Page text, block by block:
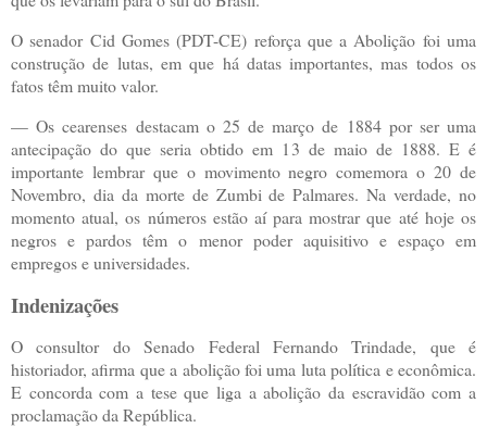
O senador Cid Gomes (PDT-CE) reforça que a Abolição foi uma
construção de lutas, em que há datas importantes, mas todos os
fatos têm muito valor.
— Os cearenses destacam o 25 de março de 1884 por ser uma
antecipação do que seria obtido em 13 de maio de 1888. E é
importante lembrar que o movimento negro comemora o 20 de
Novembro, dia da morte de Zumbi de Palmares. Na verdade, no
momento atual, os números estão aí para mostrar que até hoje os
negros e pardos têm o menor poder aquisitivo e espaço em
empregos e universidades.
Indenizações
O consultor do Senado Federal Fernando Trindade, que é
historiador, afirma que a abolição foi uma luta política e econômica.
E concorda com a tese que liga a abolição da escravidão com a
proclamação da República.